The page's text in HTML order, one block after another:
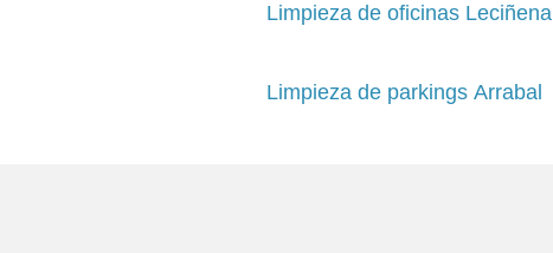
Limpieza de oficinas Leciñena
Limpieza de parkings Arrabal